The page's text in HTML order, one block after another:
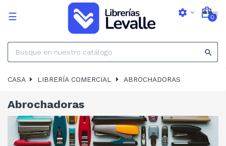

settings 0
Navegación
☰
CASA LIBRERÍA COMERCIAL ABROCHADORAS
Abrochadoras